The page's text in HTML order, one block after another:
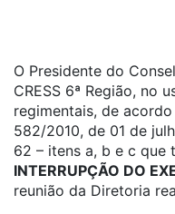
O Presidente do
CRESS 6ª Região, no
regimentais, de acordo
582/2010, de 01 de
62 – itens a, b e c que
INTERRUPÇÃO DO
reunião da Diretoria